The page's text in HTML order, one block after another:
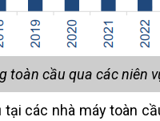
toàn cầu qua các niên
các nhà máy toàn